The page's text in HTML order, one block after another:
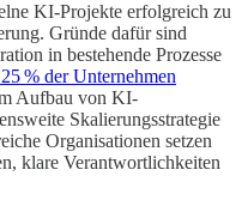
KI-Projekte erfolgreich zu
Gründe dafür sind
in bestehende Prozesse
% der Unternehmen
Aufbau von KI-
Skalierungsstrategie
Organisationen setzen
klare Verantwortlichkeiten